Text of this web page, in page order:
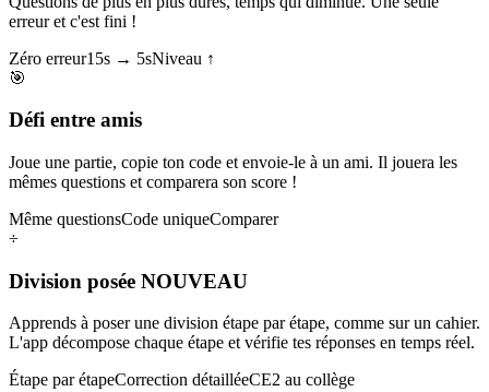
erreur et c'est fini !
Zéro erreur15s → 5sNiveau ↑
🎯
Défi entre amis
Joue une partie, copie ton code et envoie-le à un ami. Il jouera les
mêmes questions et comparera son score !
Même questionsCode uniqueComparer
÷
Division posée NOUVEAU
Apprends à poser une division étape par étape, comme sur un cahier.
L'app décompose chaque étape et vérifie tes réponses en temps réel.
Étape par étapeCorrection détailléeCE2 au collège